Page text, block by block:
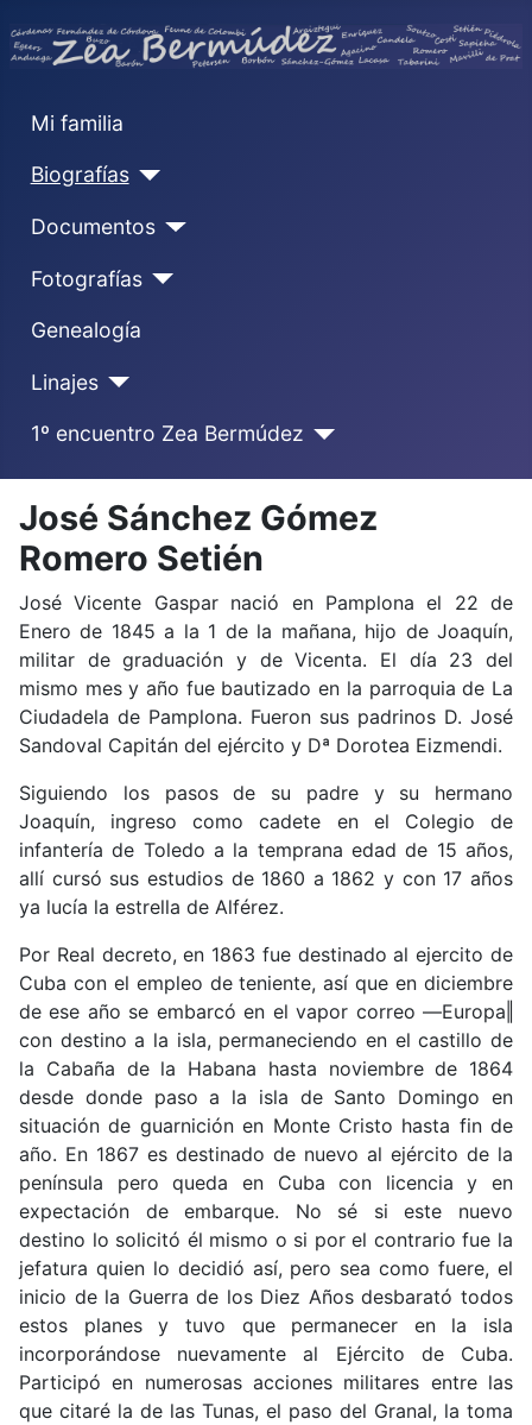
Mi familia
Biografías
Documentos
Fotografías
Genealogía
Linajes
1º encuentro Zea Bermúdez
José Sánchez Gómez
Romero Setién
José Vicente Gaspar nació en Pamplona el 22 de
Enero de 1845 a la 1 de la mañana, hijo de Joaquín,
militar de graduación y de Vicenta. El día 23 del
mismo mes y año fue bautizado en la parroquia de La
Ciudadela de Pamplona. Fueron sus padrinos D. José
Sandoval Capitán del ejército y Dª Dorotea Eizmendi.
Siguiendo los pasos de su padre y su hermano
Joaquín, ingreso como cadete en el Colegio de
infantería de Toledo a la temprana edad de 15 años,
allí cursó sus estudios de 1860 a 1862 y con 17 años
ya lucía la estrella de Alférez.
Por Real decreto, en 1863 fue destinado al ejercito de
Cuba con el empleo de teniente, así que en diciembre
de ese año se embarcó en el vapor correo ―Europa‖
con destino a la isla, permaneciendo en el castillo de
la Cabaña de la Habana hasta noviembre de 1864
desde donde paso a la isla de Santo Domingo en
situación de guarnición en Monte Cristo hasta fin de
año. En 1867 es destinado de nuevo al ejército de la
península pero queda en Cuba con licencia y en
expectación de embarque. No sé si este nuevo
destino lo solicitó él mismo o si por el contrario fue la
jefatura quien lo decidió así, pero sea como fuere, el
inicio de la Guerra de los Diez Años desbarató todos
estos planes y tuvo que permanecer en la isla
incorporándose nuevamente al Ejército de Cuba.
Participó en numerosas acciones militares entre las
que citaré la de las Tunas, el paso del Granal, la toma